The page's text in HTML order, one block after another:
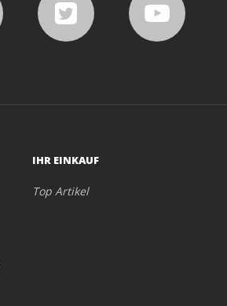
IHR EINKAUF
Top Artikel